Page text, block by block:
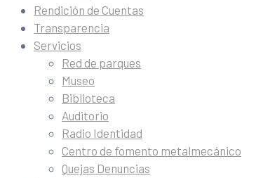
Rendición de Cuentas
Transparencia
Servicios
Red de parques
Museo
Biblioteca
Auditorio
Radio Identidad
Centro de fomento metalmecánico
Quejas Denuncias